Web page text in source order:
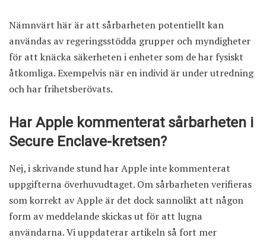
Nämnvärt här är att sårbarheten potentiellt kan
användas av regeringsstödda grupper och myndigheter
för att knäcka säkerheten i enheter som de har fysiskt
åtkomliga. Exempelvis när en individ är under utredning
och har frihetsberövats.
Har Apple kommenterat sårbarheten i
Secure Enclave-kretsen?
Nej, i skrivande stund har Apple inte kommenterat
uppgifterna överhuvudtaget. Om sårbarheten verifieras
som korrekt av Apple är det dock sannolikt att någon
form av meddelande skickas ut för att lugna
användarna. Vi uppdaterar artikeln så fort mer